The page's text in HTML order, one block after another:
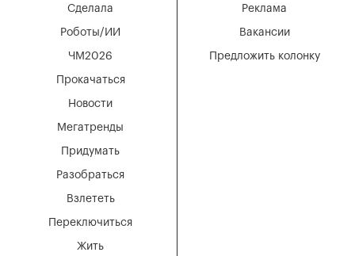
Мегатренды
Придумать
Разобраться
Взлететь
Новости
Переключиться
Жить
Сделала
Роботы/ИИ
ЧМ2026
Прокачаться
Вакансии
Реклама
Предложить колонку